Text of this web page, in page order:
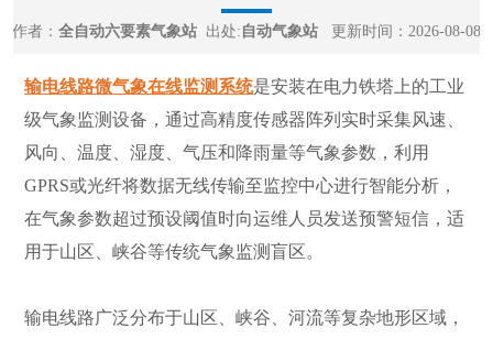
作者： 全自动六要素气象站 出处: 自动气象站 更新时间：2026-08-08
输电线路微气象在线监测系统是安装在电力铁塔上的工业
级气象监测设备，通过高精度传感器阵列实时采集风速、
风向、温度、湿度、气压和降雨量等气象参数，利用
GPRS或光纤将数据无线传输至监控中心进行智能分析，
在气象参数超过预设阈值时向运维人员发送预警短信，适
用于山区、峡谷等传统气象监测盲区。
输电线路广泛分布于山区、峡谷、河流等复杂地形区域，